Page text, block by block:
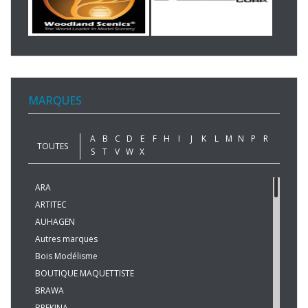
MARQUES
TOUTES
A B C D E F H I J K L M N P
R
S
T V W X
ARA
ARTITEC
AUHAGEN
Autres marques
Bois Modélisme
BOUTIQUE MAQUETTISTE
BRAWA